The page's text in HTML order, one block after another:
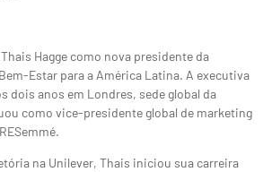
Hagge como nova presidente da
Estar para a América Latina. A executiva
dois anos em Londres, sede global da
como vice-presidente global de marketing
na Unilever, Thais iniciou sua carreira